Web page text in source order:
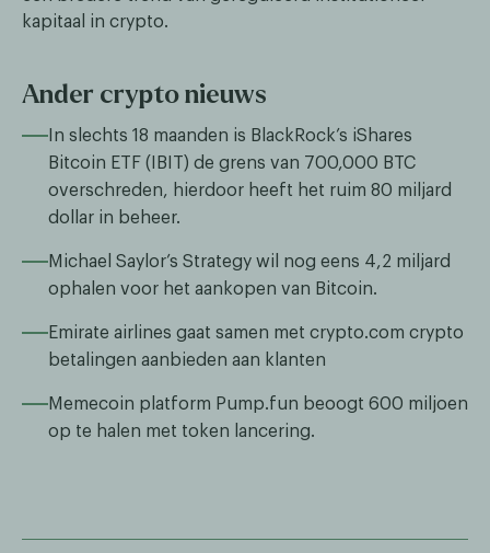
kapitaal in crypto.
Ander crypto nieuws
In slechts 18 maanden is BlackRock’s iShares
Bitcoin ETF (IBIT) de grens van 700,000 BTC
overschreden, hierdoor heeft het ruim 80 miljard
dollar in beheer.
Michael Saylor’s Strategy wil nog eens 4,2 miljard
ophalen voor het aankopen van Bitcoin.
Emirate airlines gaat samen met crypto.com crypto
betalingen aanbieden aan klanten
Memecoin platform Pump.fun beoogt 600 miljoen
op te halen met token lancering.